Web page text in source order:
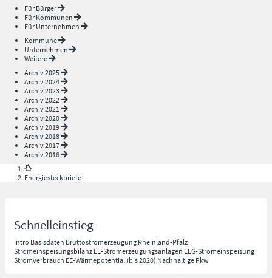
Für Bürger
Für Kommunen
Für Unternehmen
Kommune
Unternehmen
Weitere
Archiv 2025
Archiv 2024
Archiv 2023
Archiv 2022
Archiv 2021
Archiv 2020
Archiv 2019
Archiv 2018
Archiv 2017
Archiv 2016
Energiesteckbriefe
Schnelleinstieg
Intro Basisdaten Bruttostromerzeugung Rheinland-Pfalz
Stromeinspeisungsbilanz EE-Stromerzeugungsanlagen EEG-Stromeinspeisung
Stromverbrauch EE-Wärmepotential (bis 2020) Nachhaltige Pkw